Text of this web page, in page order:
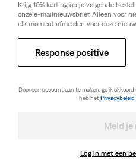
Krijg 10% korting op je volgende
onze e-mailnieuwsbrief. Alleen voor
elk moment afmelden voor deze
Response positive
Door een account aan te maken, ga ik akkoord
heb hetPrivacybeleid
Meld je
Log in met een